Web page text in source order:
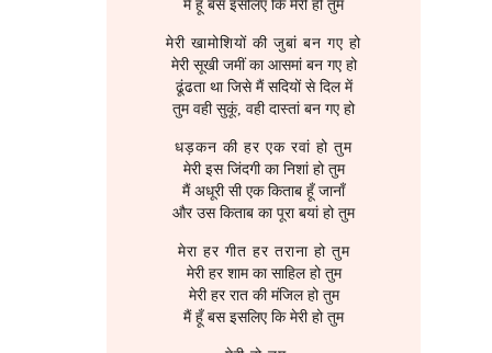
मैं हूँ बस इसलिए कि मेरी हो तुम
मेरी खामोशियों की जुबां बन गए हो
मेरी सूखी जमीं का आसमां बन गए हो
ढूंढता था जिसे मैं सदियों से दिल में
तुम वही सुकूं, वही दास्तां बन गए हो
धड़कन की हर एक रवां हो तुम
मेरी इस जिंदगी का निशां हो तुम
मैं अधूरी सी एक किताब हूँ जानाँ
और उस किताब का पूरा बयां हो तुम
मेरा हर गीत हर तराना हो तुम
मेरी हर शाम का साहिल हो तुम
मेरी हर रात की मंजिल हो तुम
मैं हूँ बस इसलिए कि मेरी हो तुम